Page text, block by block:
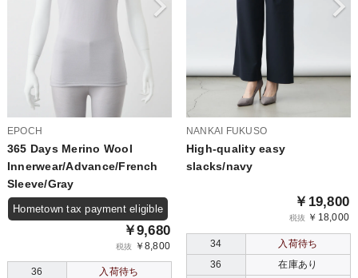
EPOCH
365 Days Merino Wool
Innerwear/Advance/French
Sleeve/Gray
Hometown tax payment eligible
￥9,680
税抜 ￥8,800
36
入荷待ち
NANKAI FUKUSO
High-quality easy
slacks/navy
￥19,800
税抜 ￥18,000
34
入荷待ち
36
在庫あり